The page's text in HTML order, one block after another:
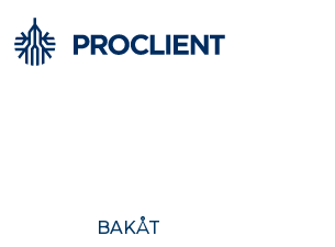
BAKÅT